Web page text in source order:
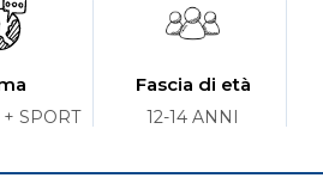
SPORT
Fascia di età
12-14 ANNI